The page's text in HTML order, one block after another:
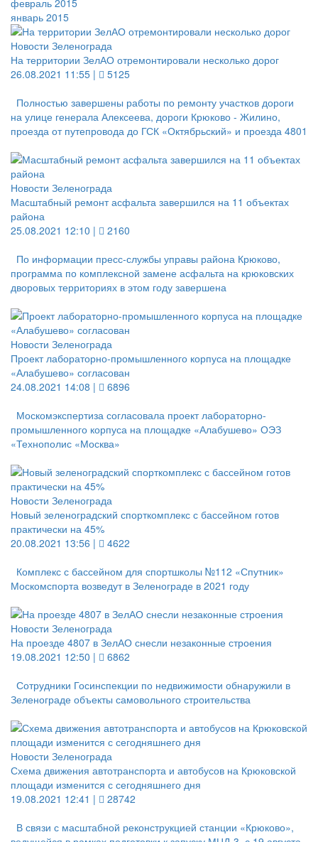
февраль 2015
январь 2015
Новости Зеленограда
На территории ЗелАО отремонтировали несколько дорог
26.08.2021 11:55 |
5125
Полностью завершены работы по ремонту участков дороги
на улице генерала Алексеева, дороги Крюково - Жилино,
проезда от путепровода до ГСК «Октябрьский» и проезда 4801
Новости Зеленограда
Масштабный ремонт асфальта завершился на 11 объектах
района
25.08.2021 12:10 |
2160
По информации пресс-службы управы района Крюково,
программа по комплексной замене асфальта на крюковских
дворовых территориях в этом году завершена
Новости Зеленограда
Проект лабораторно-промышленного корпуса на площадке
«Алабушево» согласован
24.08.2021 14:08 |
6896
Москомэкспертиза согласовала проект лабораторно-
промышленного корпуса на площадке «Алабушево» ОЭЗ
«Технополис «Москва»
Новости Зеленограда
Новый зеленоградский спорткомплекс с бассейном готов
практически на 45%
20.08.2021 13:56 |
4622
Комплекс с бассейном для спортшколы №112 «Спутник»
Москомспорта возведут в Зеленограде в 2021 году
Новости Зеленограда
На проезде 4807 в ЗелАО снесли незаконные строения
19.08.2021 12:50 |
6862
Сотрудники Госинспекции по недвижимости обнаружили в
Зеленограде объекты самовольного строительства
Новости Зеленограда
Схема движения автотранспорта и автобусов на Крюковской
площади изменится с сегодняшнего дня
19.08.2021 12:41 |
28742
В связи с масштабной реконструкцией станции «Крюково»,